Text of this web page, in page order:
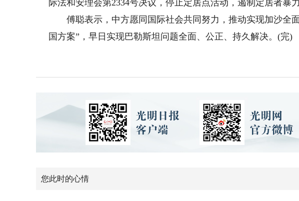
际法和安理会第2334号决议，停止定居点活动，遏制定居者暴
傅聪表示，中方愿同国际社会共同努力，推动实现加沙全
国方案”，早日实现巴勒斯坦问题全面、公正、持久解决。(完)
您此时的心情